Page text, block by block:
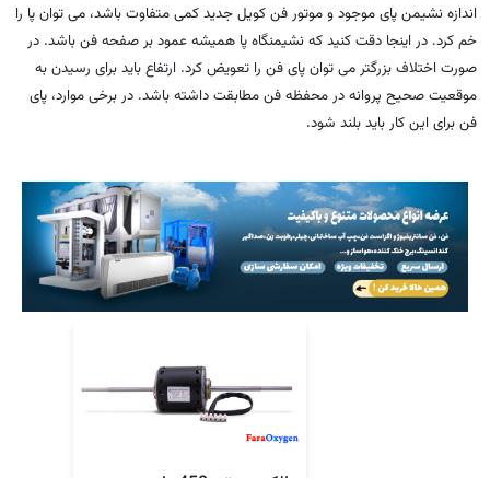
اندازه نشیمن پای موجود و موتور فن کویل جدید کمی متفاوت باشد، می توان پا را
خم کرد. در اینجا دقت کنید که نشیمنگاه پا همیشه عمود بر صفحه فن باشد. در
صورت اختلاف بزرگتر می توان پای فن را تعویض کرد. ارتفاع باید برای رسیدن به
موقعیت صحیح پروانه در محفظه فن مطابقت داشته باشد. در برخی موارد، پای
فن برای این کار باید بلند شود.